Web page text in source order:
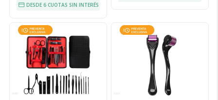
DESDE 6 CUOTAS SIN INTERÉS